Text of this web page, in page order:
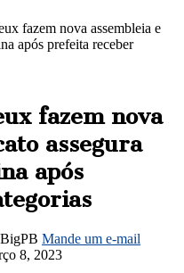
fazem nova assembleia e
após prefeita receber
fazem nova
assegura
após
Mande um e-mail
8, 2023